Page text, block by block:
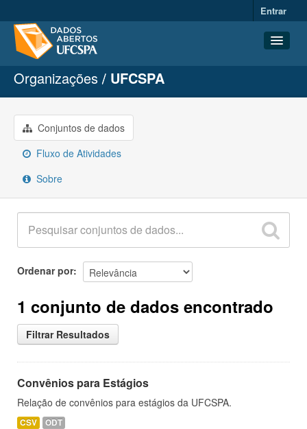
Entrar
Conjuntos de dados
Organizações
Grupos
Sobre
Organizações UFCSPA
Conjuntos de dados
Fluxo de Atividades
Sobre
Ordenar por
1 conjunto de dados encontrado
Filtrar Resultados
Convênios para Estágios
Relação de convênios para estágios da UFCSPA.
CSV ODT